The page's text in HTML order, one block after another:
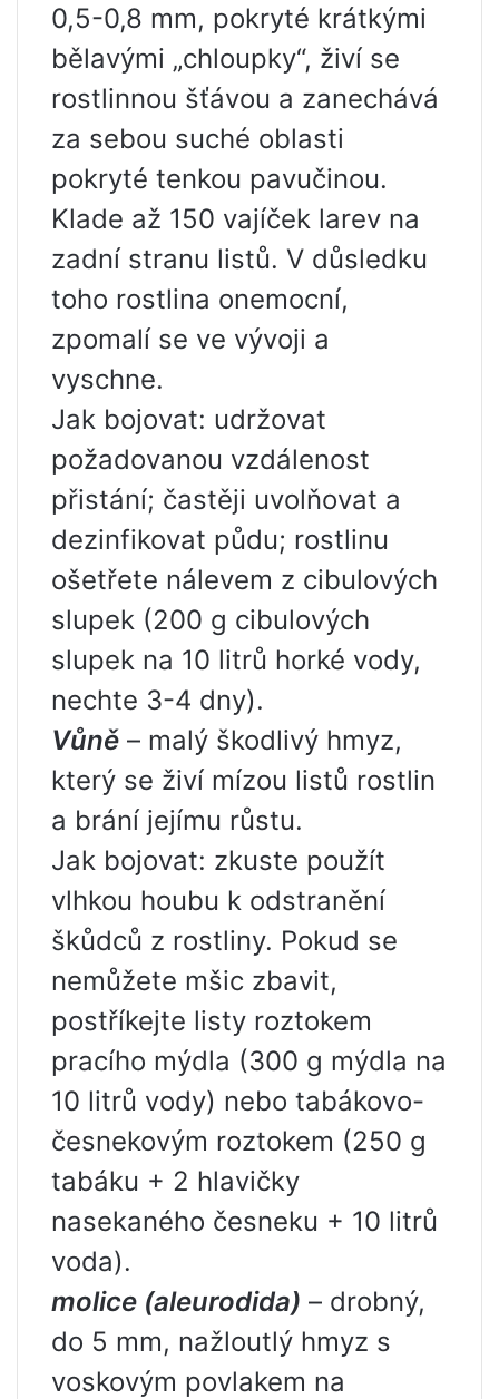
0,5-0,8 mm, pokryté krátkými
bělavými „chloupky“, živí se
rostlinnou šťávou a zanechává
za sebou suché oblasti
pokryté tenkou pavučinou.
Klade až 150 vajíček larev na
zadní stranu listů. V důsledku
toho rostlina onemocní,
zpomalí se ve vývoji a
vyschne.
Jak bojovat: udržovat
požadovanou vzdálenost
přistání; častěji uvolňovat a
dezinfikovat půdu; rostlinu
ošetřete nálevem z cibulových
slupek (200 g cibulových
slupek na 10 litrů horké vody,
nechte 3-4 dny).
Vůně – malý škodlivý hmyz,
který se živí mízou listů rostlin
a brání jejímu růstu.
Jak bojovat: zkuste použít
vlhkou houbu k odstranění
škůdců z rostliny. Pokud se
nemůžete mšic zbavit,
postříkejte listy roztokem
pracího mýdla (300 g mýdla na
10 litrů vody) nebo tabákovo-
česnekovým roztokem (250 g
tabáku + 2 hlavičky
nasekaného česneku + 10 litrů
voda).
molice (aleurodida) – drobný,
do 5 mm, nažloutlý hmyz s
voskovým povlakem na